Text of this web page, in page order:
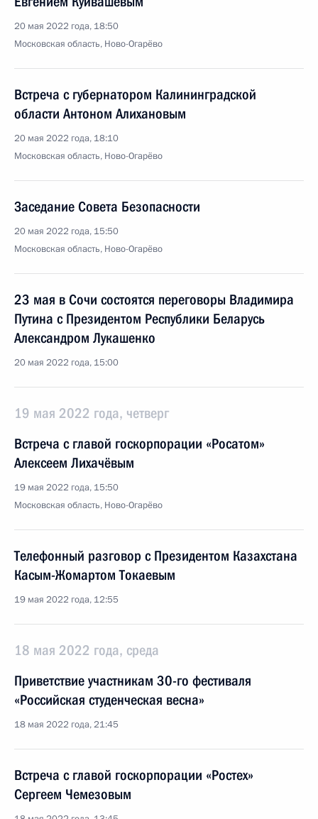
20 мая 2022 года, 18:50
Московская область, Ново-Огарёво
Встреча с губернатором Калининградской
области Антоном Алихановым
20 мая 2022 года, 18:10
Московская область, Ново-Огарёво
Заседание Совета Безопасности
20 мая 2022 года, 15:50
Московская область, Ново-Огарёво
23 мая в Сочи состоятся переговоры Владимира
Путина с Президентом Республики Беларусь
Александром Лукашенко
20 мая 2022 года, 15:00
19 мая 2022 года, четверг
Встреча с главой госкорпорации «Росатом»
Алексеем Лихачёвым
19 мая 2022 года, 15:50
Московская область, Ново-Огарёво
Телефонный разговор с Президентом Казахстана
Касым-Жомартом Токаевым
19 мая 2022 года, 12:55
18 мая 2022 года, среда
Приветствие участникам 30-го фестиваля
«Российская студенческая весна»
18 мая 2022 года, 21:45
Встреча с главой госкорпорации «Ростех»
Сергеем Чемезовым